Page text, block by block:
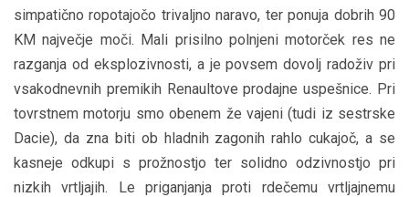
simpatično ropotajočo trivaljno naravo, ter ponuja dobrih 90
KM največje moči. Mali prisilno polnjeni motorček res ne
razganja od eksplozivnosti, a je povsem dovolj radoživ pri
vsakodnevnih premikih Renaultove prodajne uspešnice. Pri
tovrstnem motorju smo obenem že vajeni (tudi iz sestrske
Dacie), da zna biti ob hladnih zagonih rahlo cukajoč, a se
kasneje odkupi s prožnostjo ter solidno odzivnostjo pri
nizkih vrtljajih. Le priganjanja proti rdečemu vrtljajnemu